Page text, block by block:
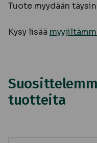
Tuote myydään
Kysy lisää
tuotteita